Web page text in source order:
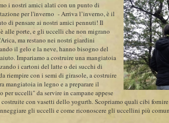
i nostri amici alati con un punto di
per l'inverno - Arriva l’inverno, è il
di pensare ai nostri amici pennuti! Il
alle porte, e gli uccelli che non migrano
ma restano nei nostri giardini
il gelo e la neve, hanno bisogno del
Impariamo a costruire una mangiatoia
i cartoni del latte o dei succhi di
riempire con i semi di girasole, a costruire
mangiatoia in legno e a preparare il
per uccelli" da servire in campane appese
costruite con vasetti dello yogurth. Scopriamo quali cibi
gli uccelli e come riconoscere gli uccellini più